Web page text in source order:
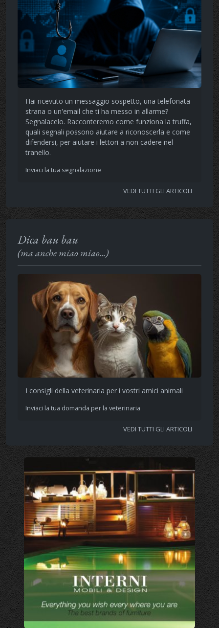
Hai ricevuto un messaggio sospetto, una telefonata
strana o un'email che ti ha messo in allarme?
Segnalacelo. Racconteremo come funziona la truffa,
quali segnali possono aiutare a riconoscerla e come
difendersi, per aiutare i lettori a non cadere nel
tranello.
Inviaci la tua segnalazione
VEDI TUTTI GLI ARTICOLI
Dica bau bau
(ma anche miao miao...)
I consigli della veterinaria per i vostri amici animali
Inviaci la tua domanda per la veterinaria
VEDI TUTTI GLI ARTICOLI